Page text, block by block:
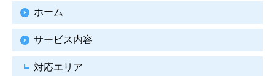
ホーム
サービス内容
対応エリア